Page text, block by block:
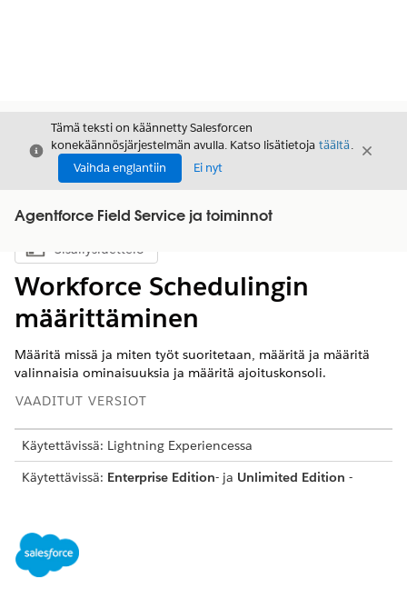
Sulje
Tämä teksti on käännetty Salesforcen
konekäännösjärjestelmän avulla. Katso lisätietoja täältä.
Vaihda englantiin
Ei nyt
Sulje
Agentforce Field Service ja toiminnot
Näytä sisällysluettelo
Sisällysluettelo
Workforce Schedulingin
määrittäminen
Määritä missä ja miten työt suoritetaan, määritä ja määritä
valinnaisia ominaisuuksia ja määritä ajoituskonsoli.
VAADITUT VERSIOT
Käytettävissä: Lightning Experiencessa
Käytettävissä: Enterprise Edition- ja Unlimited Edition -
Workforce Schedulingin määrittäminen Salesforce Go:lla
Avaa Salesforce Go määrittääksesi Workforce Schedulingin
nopeasti ja tutkiaksesi sen ominaisuuksia.